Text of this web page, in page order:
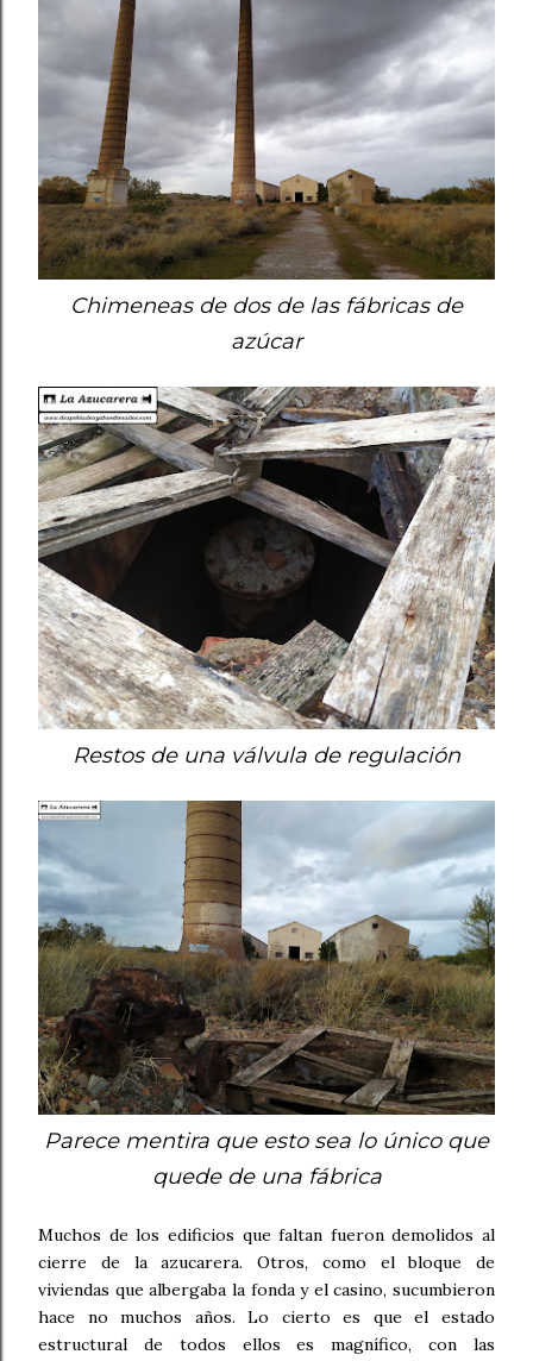
Chimeneas de dos de las fábricas de
azúcar
Restos de una válvula de regulación
Parece mentira que esto sea lo único que
quede de una fábrica
Muchos de los edificios que faltan fueron demolidos al
cierre de la azucarera. Otros, como el bloque de
viviendas que albergaba la fonda y el casino, sucumbieron
hace no muchos años. Lo cierto es que el estado
estructural de todos ellos es magnífico, con las